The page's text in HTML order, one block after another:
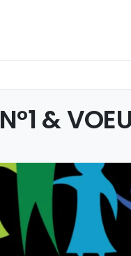
N°1&